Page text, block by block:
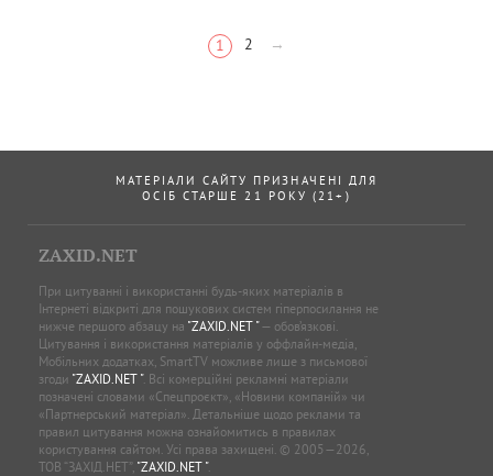
1 2 →
МАТЕРІАЛИ САЙТУ ПРИЗНАЧЕНІ ДЛЯ
ОСІБ СТАРШЕ 21 РОКУ (21+)
ZAXID.NET
При цитуванні і використанні будь-яких матеріалів в
Інтернеті відкриті для пошукових систем гіперпосилання не
нижче першого абзацу на "ZAXID.NET "— обов’язкові.
Цитування і використання матеріалів у оффлайн-медіа,
Мобільних додатках, SmartTV можливе лише з письмової
згоди "ZAXID.NET ". Всі комерційні рекламні матеріали
позначені словами «Спецпроєкт», «Новини компаній» чи
«Партнерський матеріал». Детальніше щодо реклами та
правил цитування можна ознайомитись в правилах
користування сайтом. Усі права захищені. © 2005—2026,
ТОВ “ЗАХІД.НЕТ”, "ZAXID.NET ".